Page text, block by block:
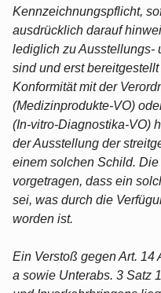
Kennzeichnungspflicht,
ausdrücklich darauf
lediglich zu Ausstellungs-
sind und erst
Konformität mit der
(Medizinprodukte-VO)
(In-vitro-Diagnostika-VO)
der Ausstellung der
einem solchen Schild.
vorgetragen, dass ein
sei, was durch die
worden ist.
Ein Verstoß gegen Art. 14
a sowie Unterabs. 3 Satz